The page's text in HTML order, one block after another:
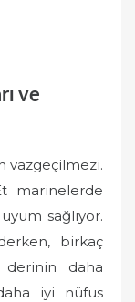
ve
vazgeçilmezi.
marinelerde
sağlıyor.
birkaç
daha
iyi nüfus